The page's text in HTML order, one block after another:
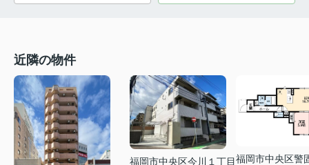
近隣の物件
福岡市中央区今川１丁目福岡市中央区警